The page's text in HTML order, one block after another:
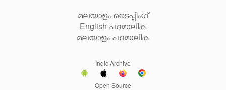
മലയാളം ടൈപ്പിംഗ്
English പദമാലിക
മലയാളം പദമാലിക
Indic Archive
Open Source